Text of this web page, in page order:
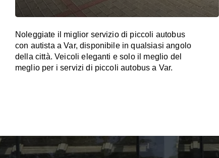
Noleggiate il miglior servizio di piccoli autobus
con autista a Var, disponibile in qualsiasi angolo
della città. Veicoli eleganti e solo il meglio del
meglio per i servizi di piccoli autobus a Var.